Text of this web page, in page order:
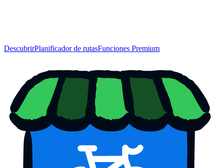
DescubrirPlanificador de rutasFunciones Premium